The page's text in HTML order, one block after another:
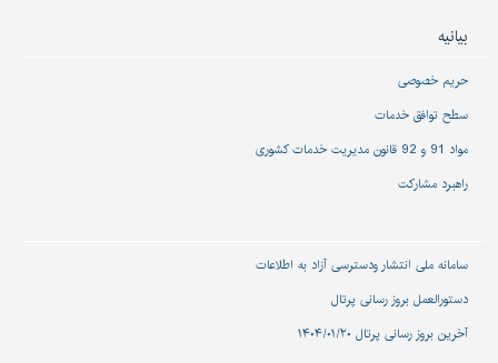
بیانیه
حریم خصوصی
سطح توافق خدمات
مواد 91 و 92 قانون مدیریت خدمات کشوری
راهبرد مشارکت
سامانه ملی انتشار و‌دسترسی آزاد به اطلاعات
دستورالعمل بروز رسانی پرتال
آخرین بروز رسانی پرتال ۱۴۰۴/۰۱/۲۰